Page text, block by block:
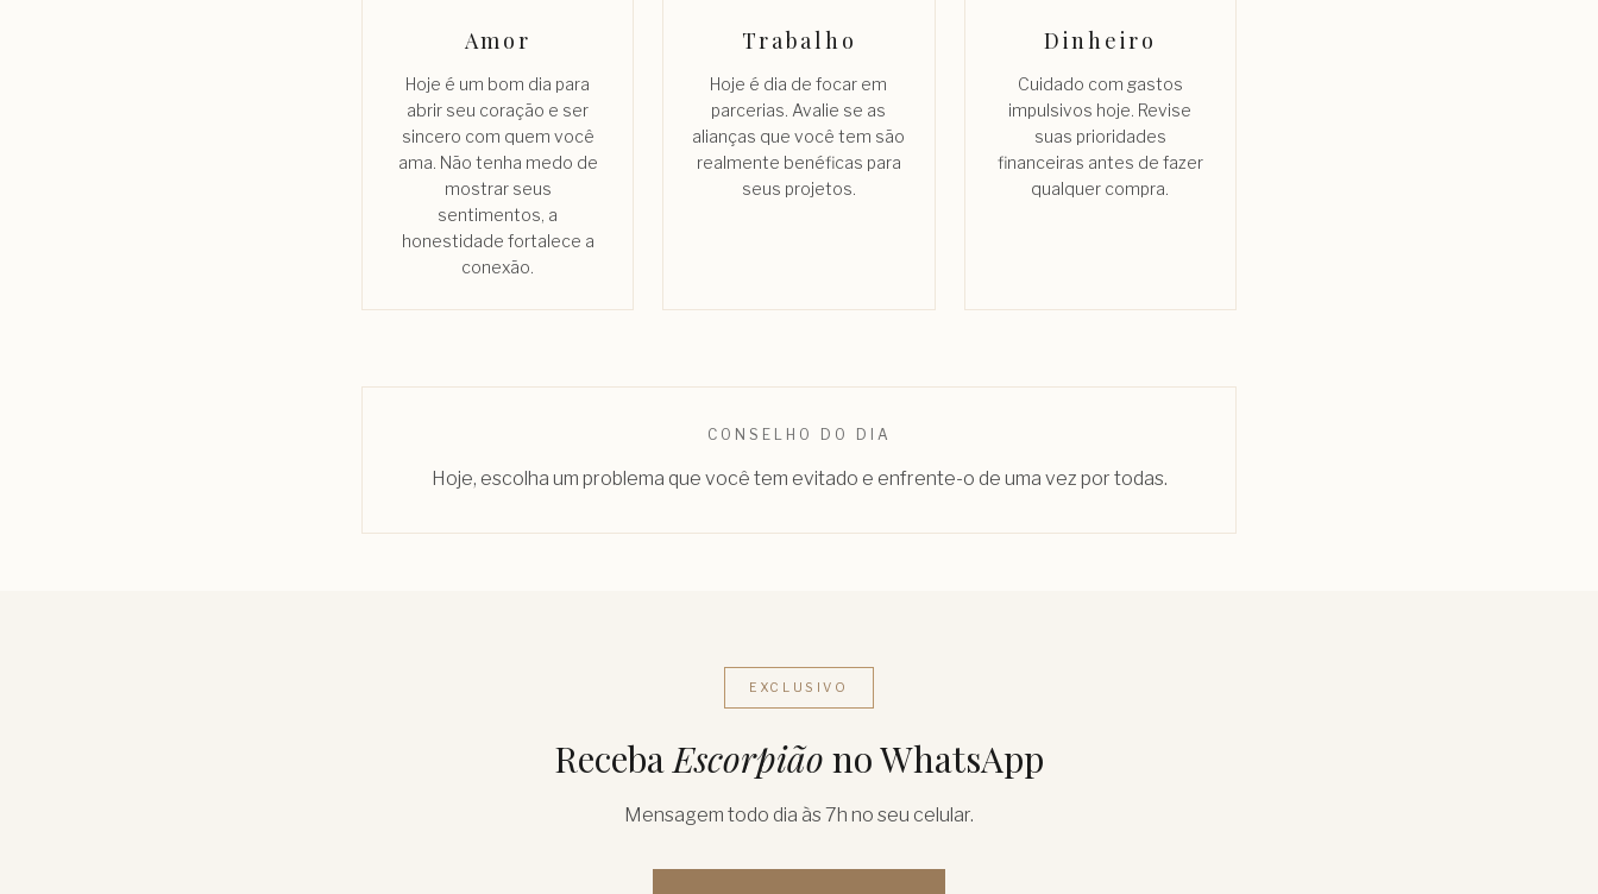
Amor
Hoje é um bom dia para
abrir seu coração e ser
sincero com quem você
ama. Não tenha medo de
mostrar seus
sentimentos, a
honestidade fortalece a
conexão.
Trabalho
Hoje é dia de focar em
parcerias. Avalie se as
alianças que você tem são
realmente benéficas para
seus projetos.
Dinheiro
Cuidado com gastos
impulsivos hoje. Revise
suas prioridades
financeiras antes de fazer
qualquer compra.
CONSELHO DO DIA
Hoje, escolha um problema que você tem evitado e enfrente-o de uma vez por todas.
EXCLUSIVO
Receba Escorpião no WhatsApp
Mensagem todo dia às 7h no seu celular.